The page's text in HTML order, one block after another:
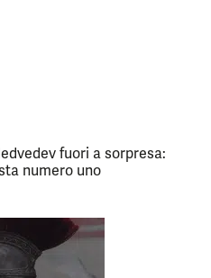
fuori a sorpresa:
numero uno